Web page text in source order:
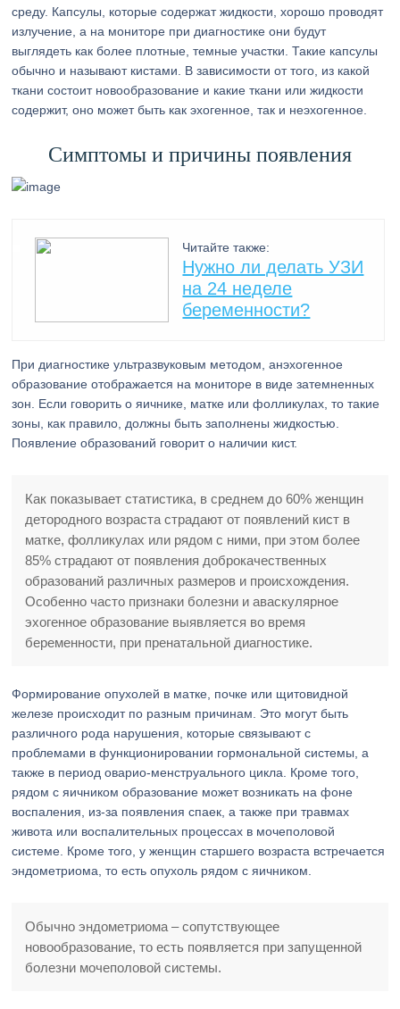
среду. Капсулы, которые содержат жидкости, хорошо проводят
излучение, а на мониторе при диагностике они будут
выглядеть как более плотные, темные участки. Такие капсулы
обычно и называют кистами. В зависимости от того, из какой
ткани состоит новообразование и какие ткани или жидкости
содержит, оно может быть как эхогенное, так и неэхогенное.
Симптомы и причины появления
Читайте также:
Нужно ли делать УЗИ
на 24 неделе
беременности?
При диагностике ультразвуковым методом, анэхогенное
образование отображается на мониторе в виде затемненных
зон. Если говорить о яичнике, матке или фолликулах, то такие
зоны, как правило, должны быть заполнены жидкостью.
Появление образований говорит о наличии кист.
Как показывает статистика, в среднем до 60% женщин
детородного возраста страдают от появлений кист в
матке, фолликулах или рядом с ними, при этом более
85% страдают от появления доброкачественных
образований различных размеров и происхождения.
Особенно часто признаки болезни и аваскулярное
эхогенное образование выявляется во время
беременности, при пренатальной диагностике.
Формирование опухолей в матке, почке или щитовидной
железе происходит по разным причинам. Это могут быть
различного рода нарушения, которые связывают с
проблемами в функционировании гормональной системы, а
также в период оварио-менструального цикла. Кроме того,
рядом с яичником образование может возникать на фоне
воспаления, из-за появления спаек, а также при травмах
живота или воспалительных процессах в мочеполовой
системе. Кроме того, у женщин старшего возраста встречается
эндометриома, то есть опухоль рядом с яичником.
Обычно эндометриома – сопутствующее
новообразование, то есть появляется при запущенной
болезни мочеполовой системы.